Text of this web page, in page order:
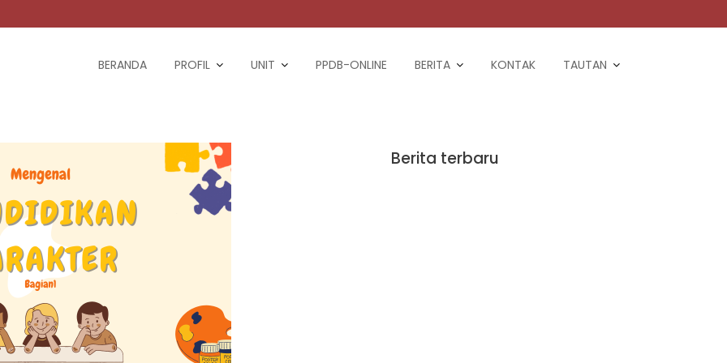
BERANDA
PROFIL UNIT PPDB-ONLINE BERITA KONTAK TAUTAN
Berita terbaru